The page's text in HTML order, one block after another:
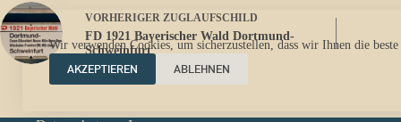
Wir verwenden Cookies, um sicherzustellen, dass wir Ihnen die
AKZEPTIEREN
ABLEHNEN
VORHERIGER ZUGLAUFSCHILD
FD 1921 Bayerischer Wald Dortmund-
Schweinfurt